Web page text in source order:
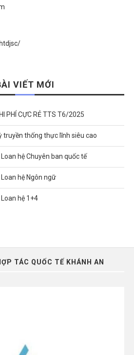
VIẾT MỚI
PHÍ CỰC RẺ TTS T6/2025
truyền thống thực lĩnh siêu cao
hệ Chuyên ban quốc tế
hệ Ngôn ngữ
hệ 1+4
TÁC QUỐC TẾ KHÁNH AN